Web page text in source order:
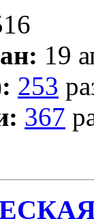
19
253
367